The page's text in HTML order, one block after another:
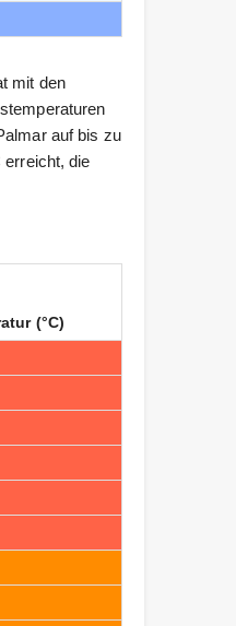
mit den
auf bis zu
erreicht, die
(°C)